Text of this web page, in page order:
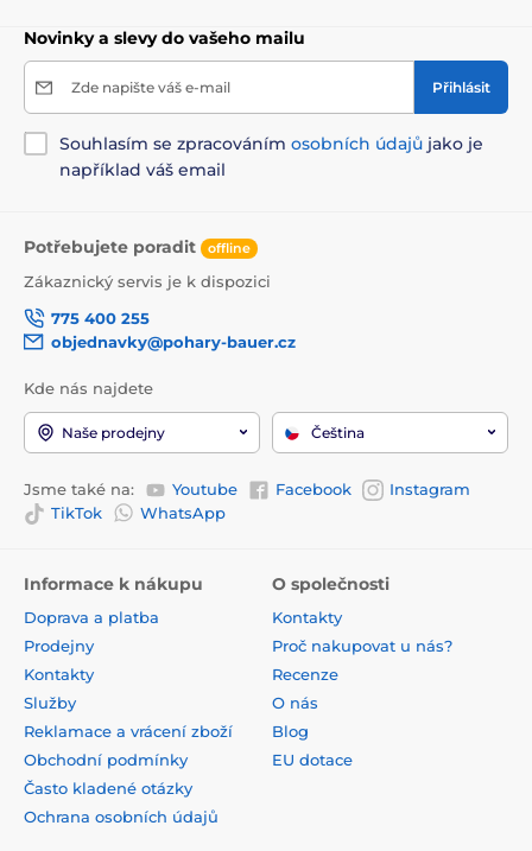
Novinky a slevy do vašeho mailu
Zde napište váš e-mail Přihlásit
Souhlasím se zpracováním osobních údajů jako je
například váš email
Potřebujete poradit offline
Zákaznický servis je k dispozici
775 400 255
objednavky@pohary-bauer.cz
Kde nás najdete
Naše prodejny Čeština
Jsme také na: Youtube Facebook
Instagram
TikTok
WhatsApp
Informace k nákupu
Doprava a platba
Prodejny
Kontakty
Služby
Reklamace a vrácení zboží
Obchodní podmínky
Často kladené otázky
Ochrana osobních údajů
O společnosti
Kontakty
Proč nakupovat u nás?
Recenze
O nás
Blog
EU dotace